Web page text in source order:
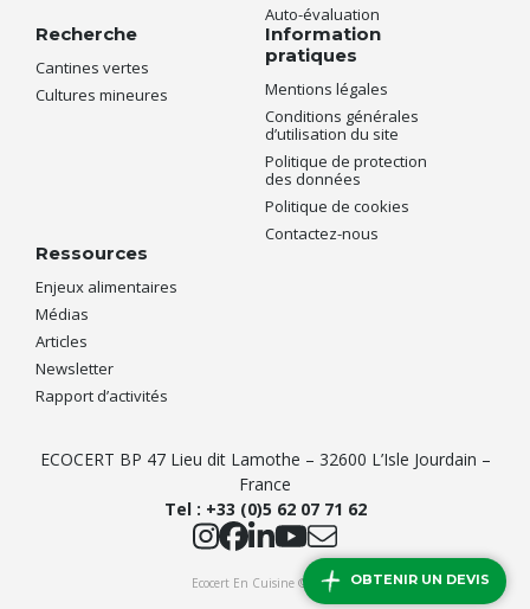
OBTENIR UN DEVIS
Auto-évaluation
Recherche
Cantines vertes
Cultures mineures
Information
pratiques
Mentions légales
Conditions générales
d’utilisation du site
Politique de protection
des données
Politique de cookies
Contactez-nous
Ressources
Enjeux alimentaires
Médias
Articles
Newsletter
Rapport d’activités
ECOCERT BP 47 Lieu dit Lamothe – 32600 L’Isle Jourdain –
France
Tel : +33 (0)5 62 07 71 62
Ecocert En Cuisine © 2026